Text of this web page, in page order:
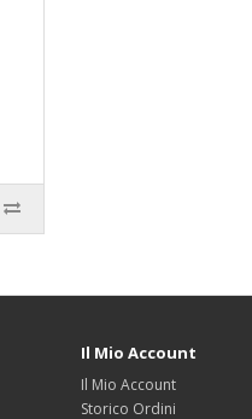
Il Mio Account
Il Mio Account
Storico Ordini